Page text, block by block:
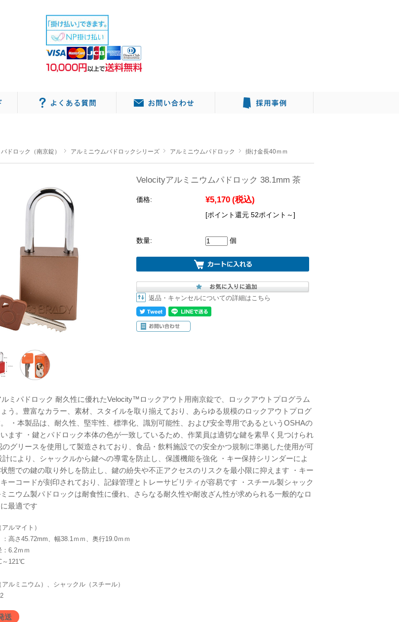
パドロック（南京錠） アルミニウムパドロックシリーズ アルミニウムパドロック 掛け金長40ｍｍ
Velocityアルミニウムパドロック 38.1mm 茶
価格: ¥5,170 (税込)
[ポイント還元 52ポイント～]
数量: 個
返品・キャンセルについての詳細はこちら
ミパドロック 耐久性に優れたVelocity™ロックアウト用南京錠で、ロックアウトプログラム
う。豊富なカラー、素材、スタイルを取り揃えており、あらゆる規模のロックアウトプログ
・本製品は、耐久性、堅牢性、標準化、識別可能性、および安全専用であるというOSHAの
ます ・鍵とパドロック本体の色が一致しているため、作業員は適切な鍵を素早く見つけられ
のグリースを使用して製造されており、食品・飲料施設での安全かつ規制に準拠した使用が可
により、シャックルから鍵への導電を防止し、保護機能を強化 ・キー保持シリンダーによ
態での鍵の取り外しを防止し、鍵の紛失や不正アクセスのリスクを最小限に抑えます ・キー
ーコードが刻印されており、記録管理とトレーサビリティが容易です ・スチール製シャック
ニウム製パドロックは耐食性に優れ、さらなる耐久性や耐改ざん性が求められる一般的なロ
最適です
ルマイト）
高さ45.72mm、幅38.1ｍｍ、奥行19.0ｍｍ
6.2ｍｍ
～121℃
ルミニウム）、シャックル（スチール）
送